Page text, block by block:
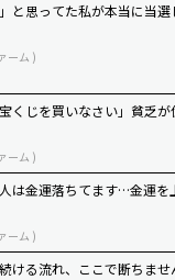
と思ってた私が本当に当
ーム )
くじを買いなさい」貧乏が
ーム )
は金運落ちてます…金運を
ーム )
ける流れ、ここで断ちませ